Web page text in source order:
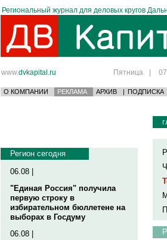
Региональный журнал для деловых кругов
www.dvkapital.ru Пятница |
О КОМПАНИИ РЕКЛАМА АРХИВ | ПОДПИСКА
Регион сегодня
06.08 |
"Единая Россия" получила
первую строку в
избирательном бюллетене на
выборах в Госдуму
06.08 |